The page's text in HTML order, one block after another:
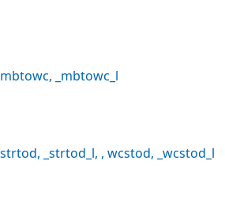
mbtowc, _mbtowc_l
strtod, _strtod_l, , wcstod, _wcstod_l